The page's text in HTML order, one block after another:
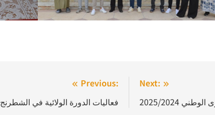
Previous:
فعاليات الدورة الولائية في الشطرنج
Next:
2025/2024